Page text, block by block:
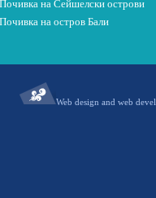
на Сейшелски острови
на остров Бали
Web design and web